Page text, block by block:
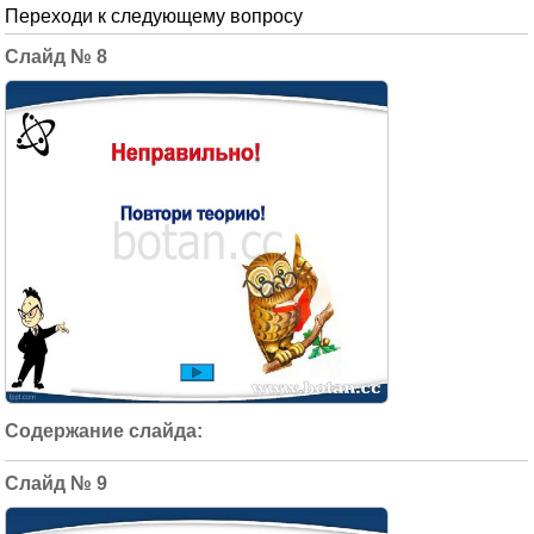
Переходи к следующему вопросу
8
9